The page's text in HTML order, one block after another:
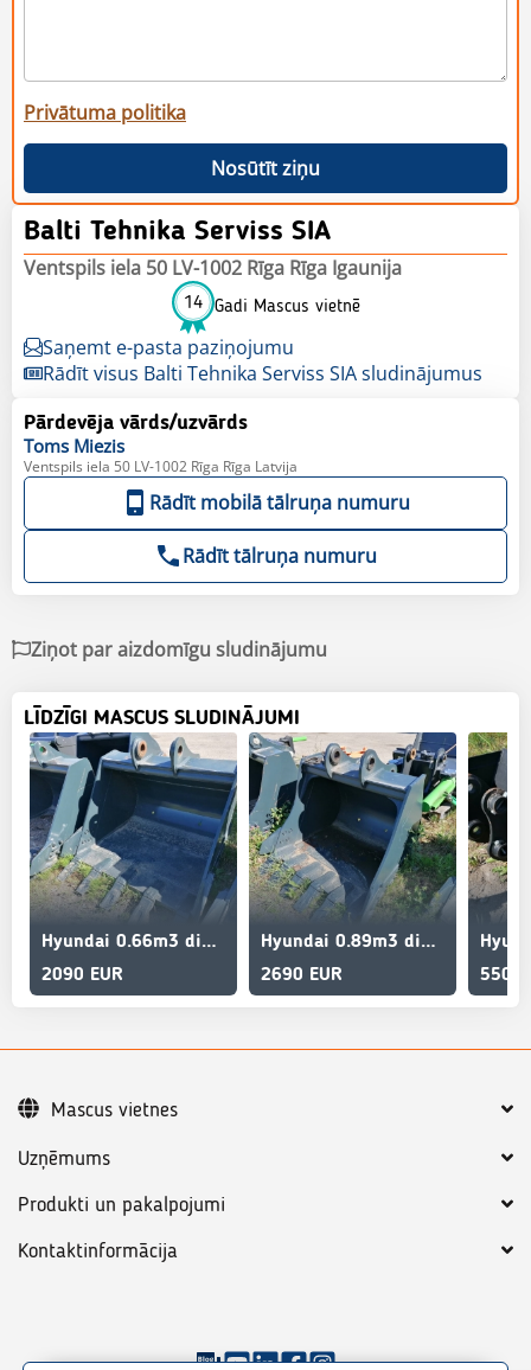
Privātuma politika
Nosūtīt ziņu
Balti Tehnika Serviss SIA
Ventspils iela 50 LV-1002 Rīga Rīga Igaunija
14 Gadi Mascus vietnē
Saņemt e-pasta paziņojumu
Rādīt visus Balti Tehnika Serviss SIA sludinājumus
Pārdevēja vārds/uzvārds
Toms Miezis
Ventspils iela 50 LV-1002 Rīga Rīga Latvija
Rādīt mobilā tālruņa numuru
Rādīt tālruņa numuru
Ziņot par aizdomīgu sludinājumu
LĪDZĪGI MASCUS SLUDINĀJUMI
Hyundai 0.66m3 digging bucket HX140
2090 EUR
Hyundai 0.89m3 digging bucket
2690 EUR
550
Uzņēmums
Produkti un pakalpojumi
Kontaktinformācija
Mascus vietnes